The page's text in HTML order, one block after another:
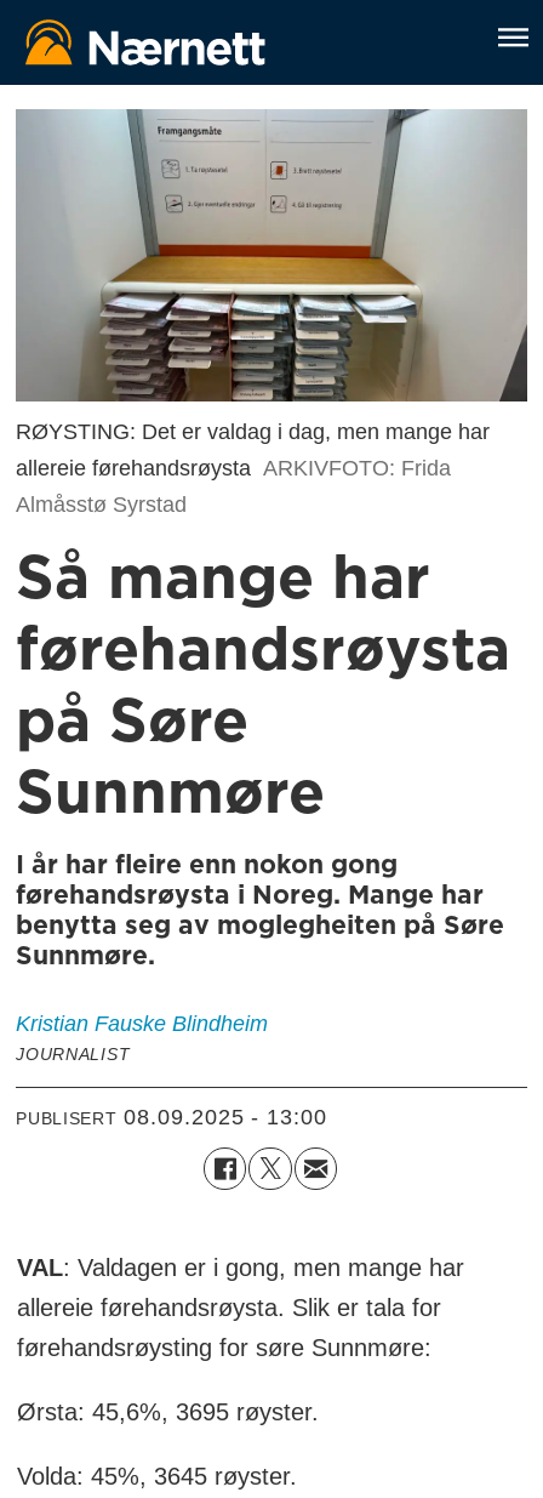
RØYSTING: Det er valdag i dag, men mange har
allereie førehandsrøysta ARKIVFOTO: Frida
Almåsstø Syrstad
Så mange har
førehandsrøysta
på Søre
Sunnmøre
I år har fleire enn nokon gong
førehandsrøysta i Noreg. Mange har
benytta seg av moglegheiten på Søre
Sunnmøre.
Kristian Fauske Blindheim
JOURNALIST
PUBLISERT 08.09.2025 - 13:00
VAL: Valdagen er i gong, men mange har
allereie førehandsrøysta. Slik er tala for
førehandsrøysting for søre Sunnmøre:
Ørsta: 45,6%, 3695 røyster.
Volda: 45%, 3645 røyster.